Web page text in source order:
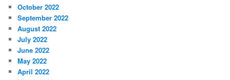
October 2022
September 2022
August 2022
July 2022
June 2022
May 2022
April 2022